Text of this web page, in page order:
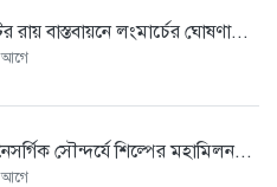
রায় বাস্তবায়নে লংমার্চের ঘোষণা...
আগে
সৌন্দর্যে শিল্পের মহামিলন...
আগে